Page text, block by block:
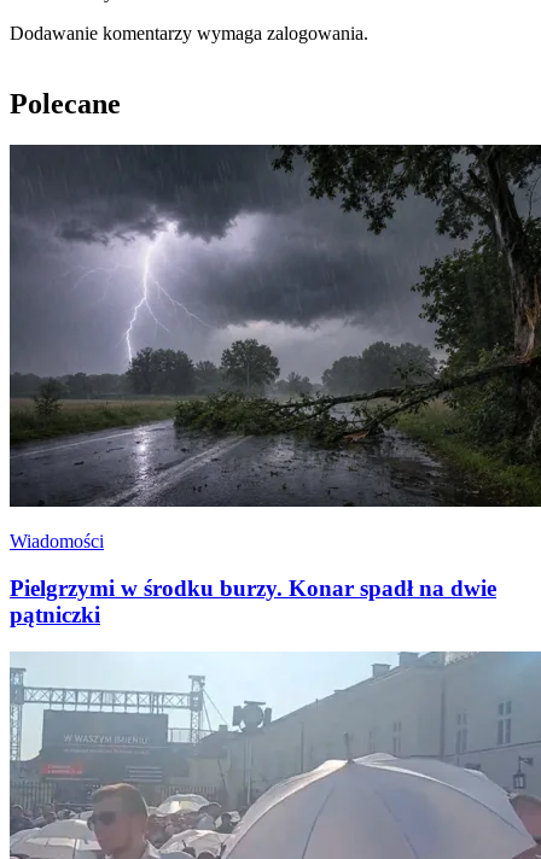
Dodawanie komentarzy wymaga zalogowania.
Polecane
Wiadomości
Pielgrzymi w środku burzy. Konar spadł na dwie
pątniczki